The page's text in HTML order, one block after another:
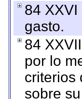
84
gasto.
84
por lo
criterios
sobre